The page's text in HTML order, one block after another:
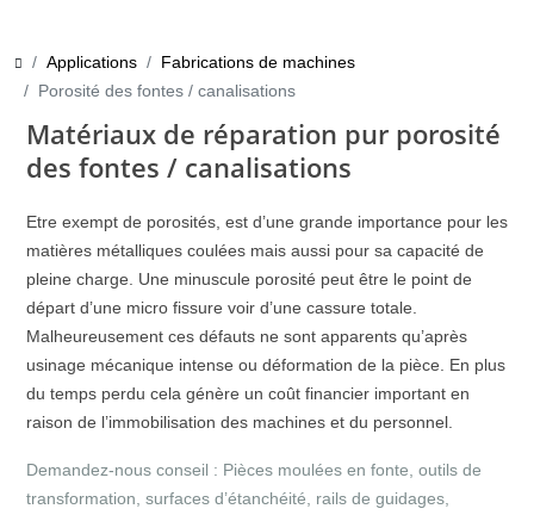
Applications
Fabrications de machines
Porosité des fontes / canalisations
Matériaux de réparation pur porosité
des fontes / canalisations
Etre exempt de porosités, est d’une grande importance pour les
matières métalliques coulées mais aussi pour sa capacité de
pleine charge. Une minuscule porosité peut être le point de
départ d’une micro fissure voir d’une cassure totale.
Malheureusement ces défauts ne sont apparents qu’après
usinage mécanique intense ou déformation de la pièce. En plus
du temps perdu cela génère un coût financier important en
raison de l’immobilisation des machines et du personnel.
Demandez-nous conseil : Pièces moulées en fonte, outils de
transformation, surfaces d’étanchéité, rails de guidages,